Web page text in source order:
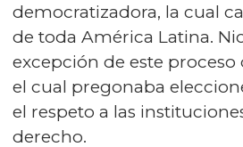
democratizadora, la cual
de toda América Latina.
excepción de este
el cual pregonaba
el respeto a las
derecho.